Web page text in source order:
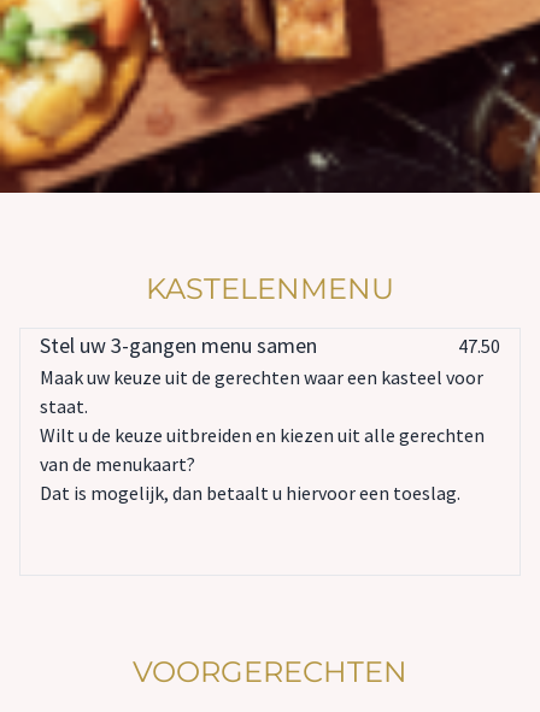
KASTELENMENU
Stel uw 3-gangen menu samen
47.50
Maak uw keuze uit de gerechten waar een kasteel voor
staat.
Wilt u de keuze uitbreiden en kiezen uit alle gerechten
van de menukaart?
Dat is mogelijk, dan betaalt u hiervoor een toeslag.
VOORGERECHTEN